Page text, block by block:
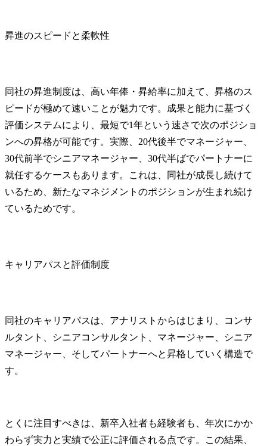
昇進のスピードと柔軟性
同社の昇進制度は、高い年俸・昇給率に加えて、昇格のス
ピードが極めて速いことが魅力です。成果と能力に基づく
評価システムにより、最短で1年という速さで次のポジショ
ンへの昇格が可能です。実際、20代後半でマネージャー、
30代前半でシニアマネージャー、30代半ばでパートナーに
就任するケースもあります。これは、同社が成長し続けて
いるため、新たなマネジメントのポジションが生まれ続け
ているためです。
キャリアパスと評価制度
同社のキャリアパスは、アナリストからはじまり、コンサ
ルタント、シニアコンサルタント、マネージャー、シニア
マネージャー、そしてパートナーへと昇格していく構造で
す。
とくに注目すべきは、新卒入社者も経験者も、年次にかか
わらず実力と実績で公正に評価される点です。この結果、